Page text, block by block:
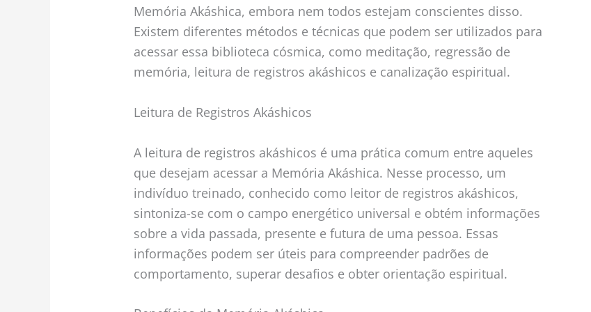
Memória Akáshica, embora nem todos estejam conscientes disso.
Existem diferentes métodos e técnicas que podem ser utilizados para
acessar essa biblioteca cósmica, como meditação, regressão de
memória, leitura de registros akáshicos e canalização espiritual.
Leitura de Registros Akáshicos
A leitura de registros akáshicos é uma prática comum entre aqueles
que desejam acessar a Memória Akáshica. Nesse processo, um
indivíduo treinado, conhecido como leitor de registros akáshicos,
sintoniza-se com o campo energético universal e obtém informações
sobre a vida passada, presente e futura de uma pessoa. Essas
informações podem ser úteis para compreender padrões de
comportamento, superar desafios e obter orientação espiritual.